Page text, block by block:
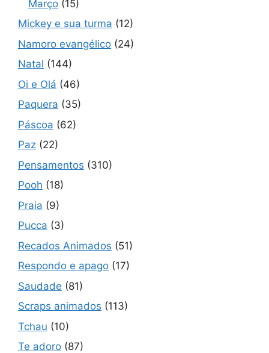
Março (15)
Mickey e sua turma (12)
Namoro evangélico (24)
Natal (144)
Oi e Olá (46)
Paquera (35)
Páscoa (62)
Paz (22)
Pensamentos (310)
Pooh (18)
Praia (9)
Pucca (3)
Recados Animados (51)
Respondo e apago (17)
Saudade (81)
Scraps animados (113)
Tchau (10)
Te adoro (87)